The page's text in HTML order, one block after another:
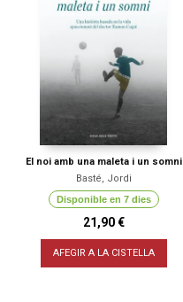
El noi amb una maleta i un somni
Basté, Jordi
Disponible en 7 dies
21,90 €
AFEGIR A LA CISTELLA